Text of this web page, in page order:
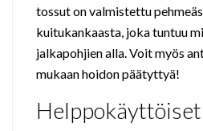
tossut on valmistettu
kuitukankaasta, joka tuntuu
jalkapohjien alla. Voit myös
mukaan hoidon päätyttyä!